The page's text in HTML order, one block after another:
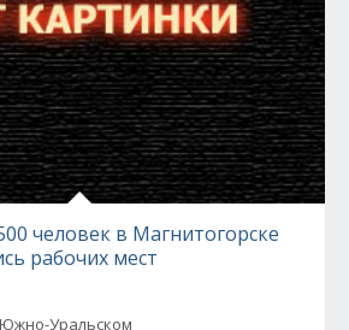
человек в Магнитогорске
рабочих мест
Уральском